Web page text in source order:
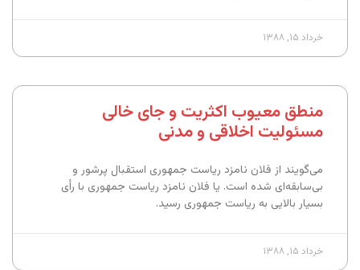
خرداد ۱۵, ۱۳۸۸
منطق معیوب اکثریت و جای خالی
مسئولیت اخلاقی و مدنی
می‌گویند از فلان نامزد ریاست جمهوری استقبال پرشور و
بی‌سابقه‌ای شده است. یا فلان نامزد ریاست جمهوری با رأی
بسیار بالایی به ریاست جمهوری رسید.
خرداد ۱۵, ۱۳۸۸